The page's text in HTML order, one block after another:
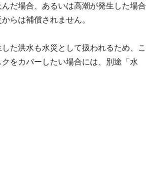
だ場合、あるいは高潮が発生した場合
らは補償されません。
た洪水も水災として扱われるため、こ
をカバーしたい場合には、別途「水